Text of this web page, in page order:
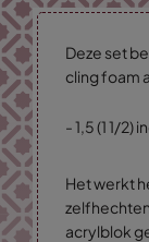
Deze set
cling foam
- 1,5 (1 1/2)
Het werkt
acrylblok